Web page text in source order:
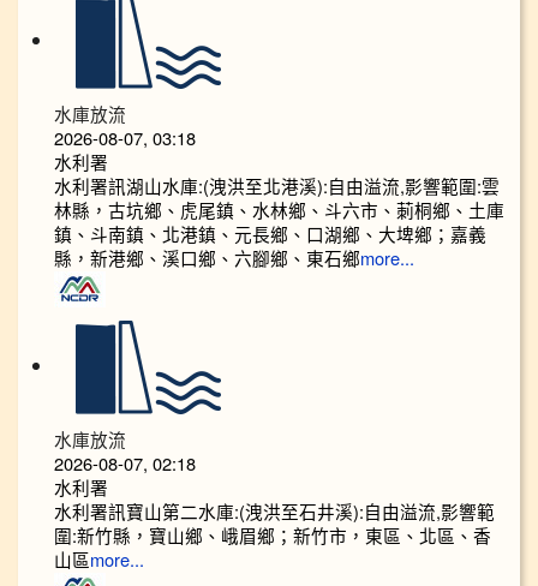
水庫放流
2026-08-07, 03:18
水利署
水利署訊湖山水庫:(洩洪至北港溪):自由溢流,影響範圍:雲
林縣，古坑鄉、虎尾鎮、水林鄉、斗六市、莿桐鄉、土庫
鎮、斗南鎮、北港鎮、元長鄉、口湖鄉、大埤鄉；嘉義
縣，新港鄉、溪口鄉、六腳鄉、東石鄉more...
水庫放流
2026-08-07, 02:18
水利署
水利署訊寶山第二水庫:(洩洪至石井溪):自由溢流,影響範
圍:新竹縣，寶山鄉、峨眉鄉；新竹市，東區、北區、香
山區more...